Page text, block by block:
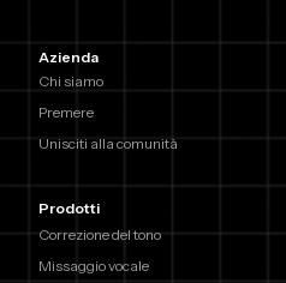
Azienda
Chi siamo
Premere
Unisciti alla comunità
Prodotti
Correzione del tono
Missaggio vocale